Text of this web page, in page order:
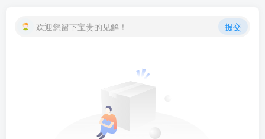
欢迎您留下宝贵的见解！ 提交